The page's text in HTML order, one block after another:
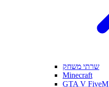
שרתי משחק
Minecraft
GTA V FiveM